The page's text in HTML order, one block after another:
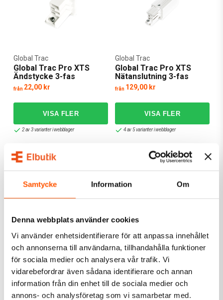
Samtycke Information Om
Denna webbplats använder cookies
Vi använder enhetsidentifierare för att anpassa innehållet
och annonserna till användarna, tillhandahålla funktioner
för sociala medier och analysera vår trafik. Vi
vidarebefordrar även sådana identifierare och annan
information från din enhet till de sociala medier och
annons- och analysföretag som vi samarbetar med.
Global Trac Pro XTS
Ändstycke 3-fas
Global Trac
från 22,00 kr
2 av 3 varianter i webblager
Global Trac Pro XTS
Nätanslutning 3-fas
Global Trac
från 129,00 kr
4 av 5 varianter i webblager
Global Trac Fixpoint
Armaturfäste 3-fas
från340,00 kr